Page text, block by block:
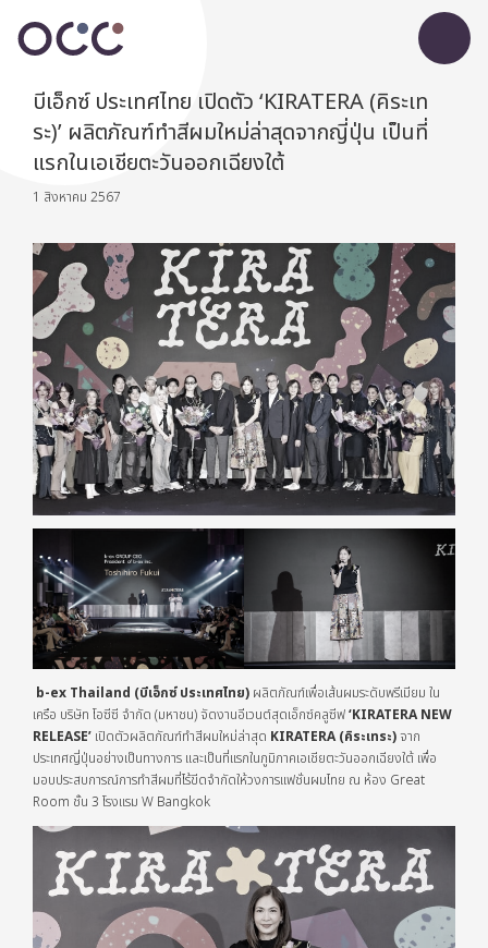
บีเอ็กซ์ ประเทศไทย เปิดตัว ‘KIRATERA (คิระเท
ระ)’ ผลิตภัณฑ์ทำสีผมใหม่ล่าสุดจากญี่ปุ่น เป็นที่
แรกในเอเชียตะวันออกเฉียงใต้
1 สิงหาคม 2567
b-ex Thailand (บีเอ็กซ์ประเทศไทย) ผลิตภัณฑ์เพื่อเส้นผมระดับพรีเมียม ใน
เครือ บริษัท โอซีซี จำกัด (มหาชน) จัดงานอีเวนต์สุดเอ็กซ์คลูซีฟ‘KIRATERA NEW
RELEASE’ เปิดตัวผลิตภัณฑ์ทำสีผมใหม่ล่าสุด KIRATERA (คิระเทระ)จาก
ประเทศญี่ปุ่นอย่างเป็นทางการ และเป็นที่แรกในภูมิภาคเอเชียตะวันออกเฉียงใต้ เพื่อ
มอบประสบการณ์การทำสีผมที่ไร้ขีดจำกัดให้วงการแฟชั่นผมไทย ณ ห้อง Great
Room ชั้น 3 โรงแรม W Bangkok